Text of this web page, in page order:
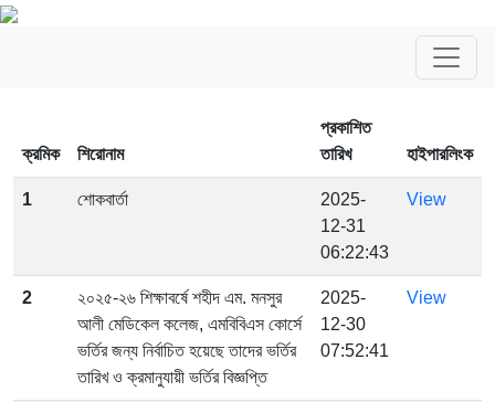
ক্রমিক শিরোনাম
প্রকাশিত
তারিখ
হাইপারলিংক
1 শোকবার্তা
2025-
12-31
06:22:43
View
2
২০২৫-২৬ শিক্ষাবর্ষে শহীদ এম. মনসুর
আলী মেডিকেল কলেজ, এমবিবিএস কোর্সে
ভর্তির জন্য নির্বাচিত হয়েছে তাদের ভর্তির
তারিখ ও ক্রমানুযায়ী ভর্তির বিজ্ঞপ্তি
2025-
12-30
07:52:41
View